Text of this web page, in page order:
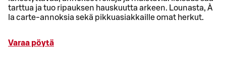
tarttua ja tuo ripauksen hauskuutta arkeen. Lounasta, À
la carte-annoksia sekä pikkuasiakkaille omat herkut.
Varaa pöytä